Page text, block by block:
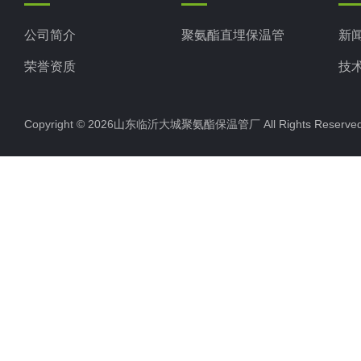
公司简介
荣誉资质
聚氨酯直埋保温管 新
技
Copyright © 2026山东临沂大城聚氨酯保温管厂 All Rights